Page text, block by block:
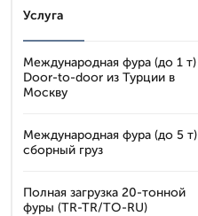
Услуга
Международная фура (до 1 т)
Door-to-door из Турции в
Москву
Международная фура (до 5 т)
сборный груз
Полная загрузка 20-тонной
фуры (TR-TR/TO-RU)